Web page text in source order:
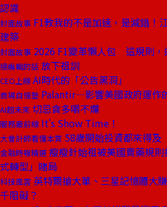
認識
封面故事 F1教我的不是加速，是減錯！
建築
封面故事 2026 F1變革懶人包 這規則，
總編輯的話 放下祖訓
CEO上線 AI時代的「公告黑洞」
商場自慢塾 Palantir—影響美國政府運作
AI超未來 切忌貪多嚼不爛
服務最前線 It's Show Time！
大會計師看懂本質 58歲開始投資都來得及
金融時報精選 瘦瘦針始祖被美國賣藥規
式轉型」賭局
科技風雲 英特爾搶大單、三星記憶體大
千阻礙？